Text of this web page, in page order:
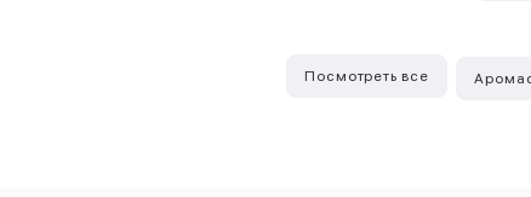
Посмотреть все